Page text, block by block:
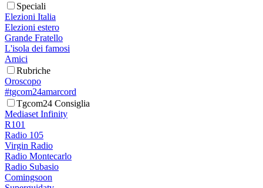
Speciali
Elezioni Italia
Elezioni estero
Grande Fratello
L'isola dei famosi
Amici
Rubriche
Oroscopo
#tgcom24amarcord
Tgcom24 Consiglia
Mediaset Infinity
R101
Radio 105
Virgin Radio
Radio Montecarlo
Radio Subasio
Comingsoon